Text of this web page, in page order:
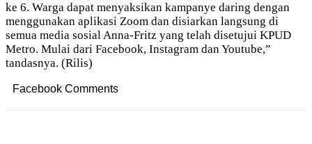
ke 6. Warga dapat menyaksikan kampanye daring dengan
menggunakan aplikasi Zoom dan disiarkan langsung di
semua media sosial Anna-Fritz yang telah disetujui KPUD
Metro. Mulai dari Facebook, Instagram dan Youtube,”
tandasnya. (Rilis)
Facebook Comments